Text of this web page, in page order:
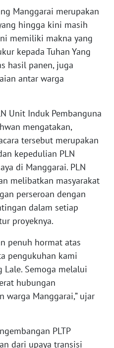
Manggarai merupakan
hingga kini masih
memiliki makna yang
kepada Tuhan Yang
hasil panen, juga
antar warga
Unit Induk Pembanguna
mengatakan,
tersebut merupakan
kepedulian PLN
di Manggarai. PLN
melibatkan masyarakat
perseroan dengan
dalam setiap
proyeknya.
penuh hormat atas
pengukuhan kami
Lale. Semoga melalui
hubungan
warga Manggarai,” ujar
PLTP
dari upaya transisi